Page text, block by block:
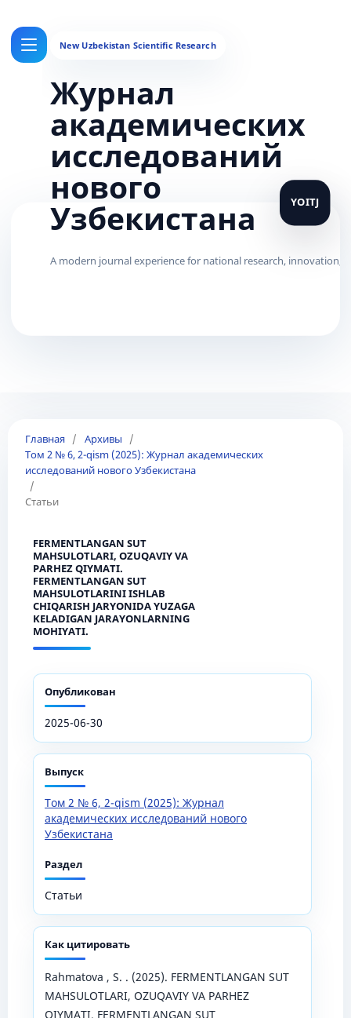
Журнал
академических
исследований
нового
Узбекистана
Главная / Архивы
/
Том 2 № 6, 2-qism (2025): Журнал академических
исследований нового Узбекистана
/
Статьи
FERMENTLANGAN SUT
MAHSULOTLARI, OZUQAVIY VA
PARHEZ QIYMATI.
FERMENTLANGAN SUT
MAHSULOTLARINI ISHLAB
CHIQARISH JARYONIDA YUZAGA
KELADIGAN JARAYONLARNING
MOHIYATI.
Опубликован
2025-06-30
Выпуск
Том 2 № 6, 2-qism (2025): Журнал
академических исследований нового
Узбекистана
Раздел
Статьи
Как цитировать
Rahmatova , S. . (2025). FERMENTLANGAN SUT
MAHSULOTLARI, OZUQAVIY VA PARHEZ
QIYMATI. FERMENTLANGAN SUT